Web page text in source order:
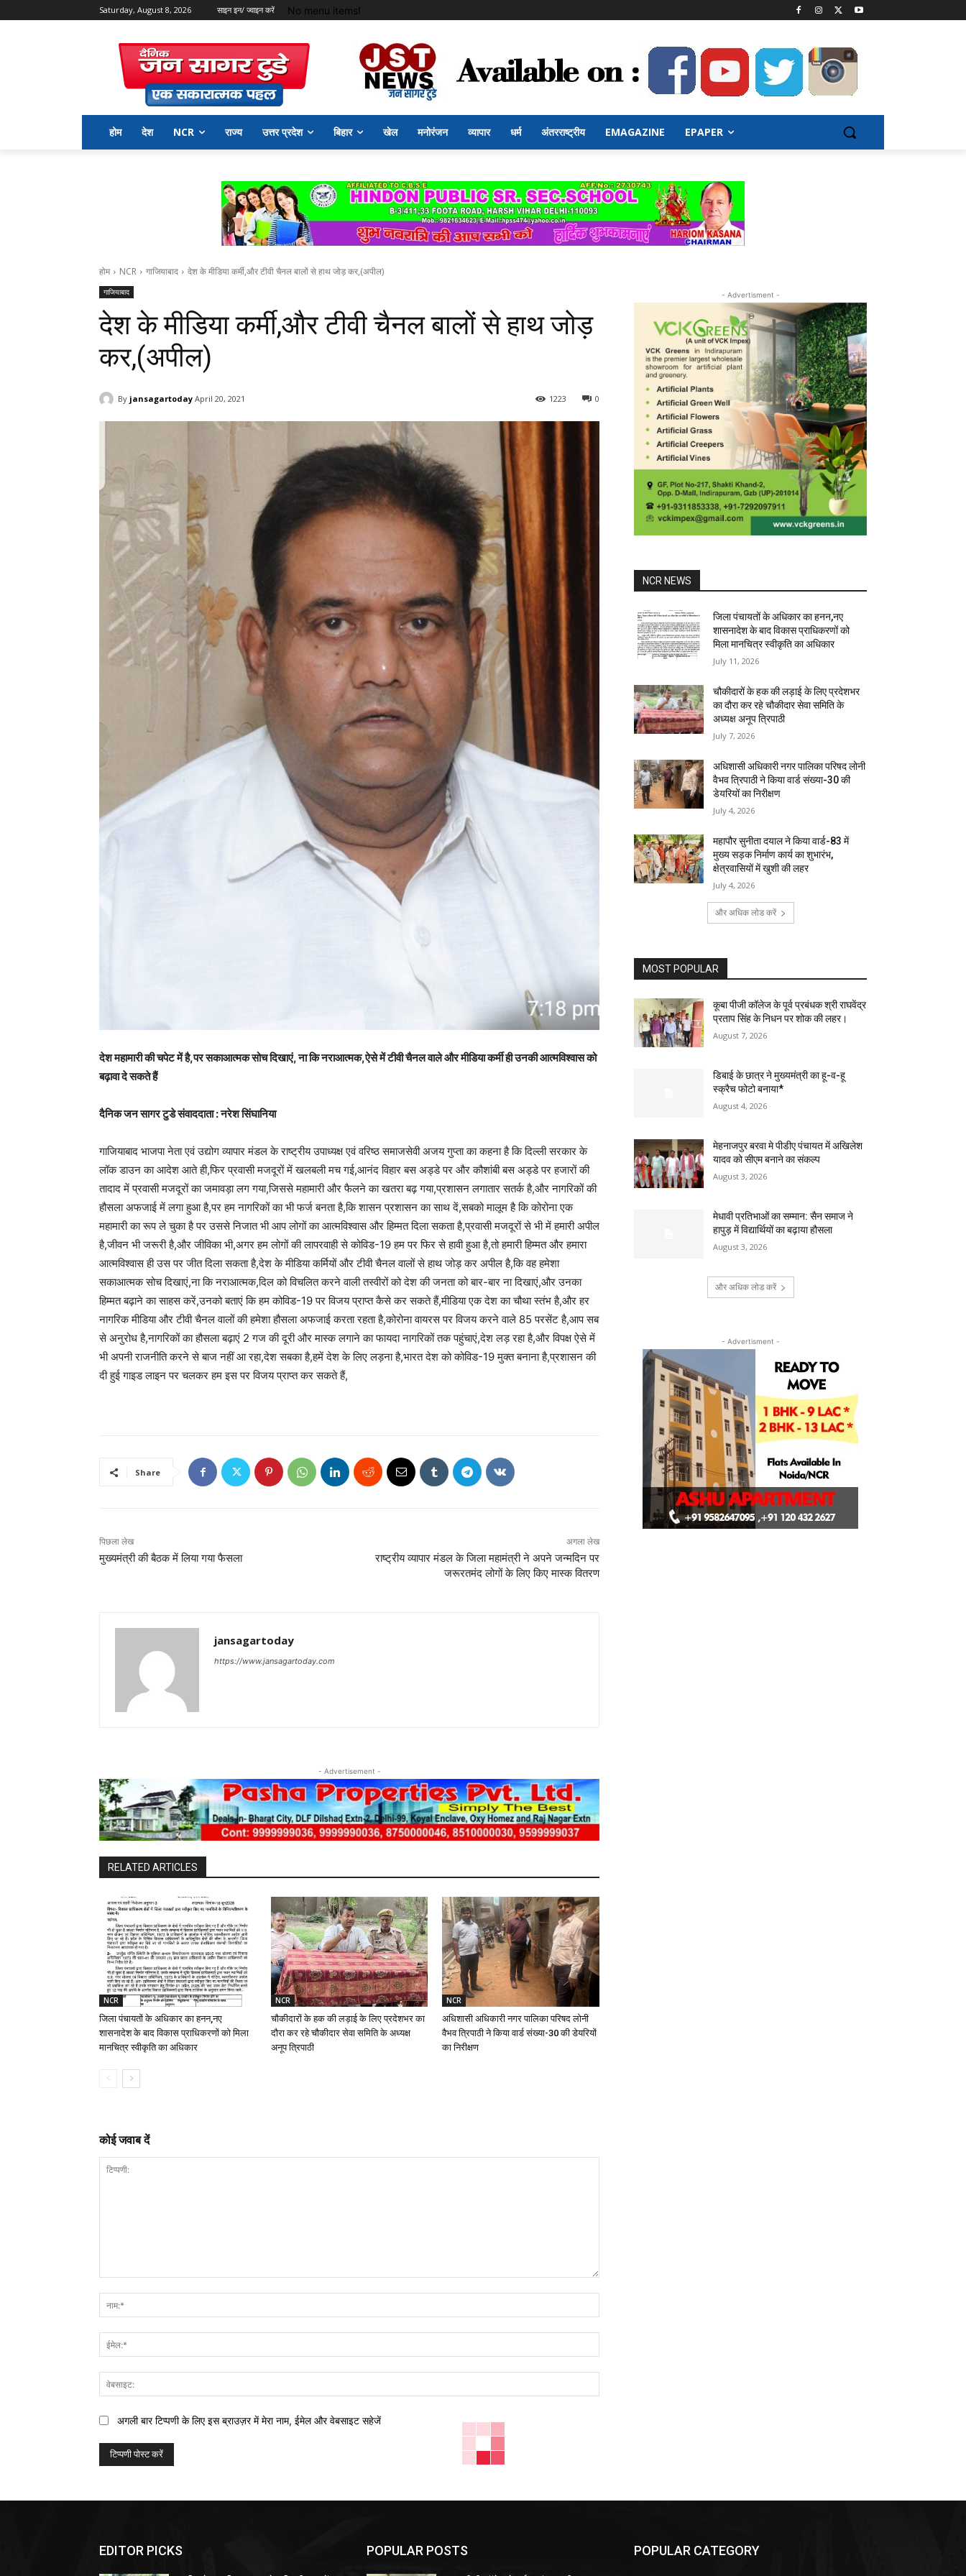
Saturday, August 8, 2026 साइन इन/ ज्वाइन करें No menu items!
होम देश NCR राज्य उत्तर प्रदेश बिहार खेल मनोरंजन व्यापार धर्म अंतरराष्ट्रीय EMAGAZINE EPAPER
होम NCR गाजियाबाद देश के मीडिया कर्मी,और टीवी चैनल बालों से हाथ जोड़ कर,(अपील)
गाजियाबाद
देश के मीडिया कर्मी,और टीवी चैनल बालों से हाथ जोड़
कर,(अपील)
By jansagartoday April 20, 2021 0
1223
देश महामारी की चपेट में है,पर सकाआत्मक सोच दिखाएं, ना कि नराआत्मक,ऐसे में टीवी चैनल वाले और मीडिया कर्मी ही उनकी आत्मविश्वास को
बढ़ावा दे सकते हैं
दैनिक जन सागर टुडे संवाददाता : नरेश सिंघानिया
गाजियाबाद भाजपा नेता एवं उद्योग व्यापार मंडल के राष्ट्रीय उपाध्यक्ष एवं वरिष्ठ समाजसेवी अजय गुप्ता का कहना है कि दिल्ली सरकार के
लॉक डाउन का आदेश आते ही,फिर प्रवासी मजदूरों में खलबली मच गई,आनंद विहार बस अड्डे पर और कौशांबी बस अड्डे पर हजारों की
तादाद में प्रवासी मजदूरों का जमावड़ा लग गया,जिससे महामारी और फैलने का खतरा बढ़ गया,प्रशासन लगातार सतर्क है,और नागरिकों की
हौसला अफजाई में लगा हुआ है,पर हम नागरिकों का भी फर्ज बनता है,कि शासन प्रशासन का साथ दें,सबको मालूम है कि कोरोना एक
महामारी का रूप ले चुका है पर उससे निजात भी आप लोगों का आत्मविश्वास और हिम्मत दिला सकता है,प्रवासी मजदूरों से भी में हमारी अपील
है,जीवन भी जरूरी है,और जीविका भी,अगर हम लोगों की लापरवाही से कोविड-19 हम पर फिर से हावी हुआ है,तो हमारी हिम्मत और हमारा
आत्मविश्वास ही उस पर जीत दिला सकता है,देश के मीडिया कर्मियों और टीवी चैनल वालों से हाथ जोड़ कर अपील है,कि वह हमेशा
सकाआत्मक सोच दिखाएं,ना कि नराआत्मक,दिल को विचलित करने वाली तस्वीरों को देश की जनता को बार-बार ना दिखाएं,और उनका
हिम्मत बढ़ाने का साहस करें,उनको बताएं कि हम कोविड-19 पर विजय प्राप्त कैसे कर सकते हैं,मीडिया एक देश का चौथा स्तंभ है,और हर
नागरिक मीडिया और टीवी चैनल वालों की हमेशा हौसला अफजाई करता रहता है,कोरोना वायरस पर विजय करने वाले 85 परसेंट है,आप सब
से अनुरोध है,नागरिकों का हौसला बढ़ाएं 2 गज की दूरी और मास्क लगाने का फायदा नागरिकों तक पहुंचाएं,देश लड़ रहा है,और विपक्ष ऐसे में
भी अपनी राजनीति करने से बाज नहीं आ रहा,देश सबका है,हमें देश के लिए लड़ना है,भारत देश को कोविड-19 मुक्त बनाना है,प्रशासन की
दी हुई गाइड लाइन पर चलकर हम इस पर विजय प्राप्त कर सकते हैं,
Share
पिछला लेख
मुख्यमंत्री की बैठक में लिया गया फैसला
अगला लेख
राष्ट्रीय व्यापार मंडल के जिला महामंत्री ने अपने जन्मदिन पर
जरूरतमंद लोगों के लिए किए मास्क वितरण
jansagartoday
https://www.jansagartoday.com
- Advertisement -
RELATED ARTICLES
NCR
जिला पंचायतों के अधिकार का हनन,नए
शासनादेश के बाद विकास प्राधिकरणों को मिला
मानचित्र स्वीकृति का अधिकार
NCR
चौकीदारों के हक की लड़ाई के लिए प्रदेशभर का
दौरा कर रहे चौकीदार सेवा समिति के अध्यक्ष
अनूप त्रिपाठी
NCR
अधिशासी अधिकारी नगर पालिका परिषद लोनी
वैभव त्रिपाठी ने किया वार्ड संख्या-30 की डेयरियों
का निरीक्षण
कोई जवाब दें
अगली बार टिप्पणी के लिए इस ब्राउज़र में मेरा नाम, ईमेल और वेबसाइट सहेजें
- Advertisment -
NCR NEWS
जिला पंचायतों के अधिकार का हनन,नए
शासनादेश के बाद विकास प्राधिकरणों को
मिला मानचित्र स्वीकृति का अधिकार
July 11, 2026
चौकीदारों के हक की लड़ाई के लिए प्रदेशभर
का दौरा कर रहे चौकीदार सेवा समिति के
अध्यक्ष अनूप त्रिपाठी
July 7, 2026
अधिशासी अधिकारी नगर पालिका परिषद लोनी
वैभव त्रिपाठी ने किया वार्ड संख्या-30 की
डेयरियों का निरीक्षण
July 4, 2026
महापौर सुनीता दयाल ने किया वार्ड-83 में
मुख्य सड़क निर्माण कार्य का शुभारंभ,
क्षेत्रवासियों में खुशी की लहर
July 4, 2026
और अधिक लोड करें
MOST POPULAR
कूबा पीजी कॉलेज के पूर्व प्रबंधक श्री राघवेंद्र
प्रताप सिंह के निधन पर शोक की लहर।
August 7, 2026
डिबाई के छात्र ने मुख्यमंत्री का हू-व-हू
स्क्रैच फोटो बनाया*
August 4, 2026
मेहनाजपुर बरवा मे पीडीए पंचायत में अखिलेश
यादव को सीएम बनाने का संकल्प
August 3, 2026
मेधावी प्रतिभाओं का सम्मान: सैन समाज ने
हापुड़ में विद्यार्थियों का बढ़ाया हौसला
August 3, 2026
और अधिक लोड करें
- Advertisment -
EDITOR PICKS POPULAR POSTS POPULAR CATEGORY